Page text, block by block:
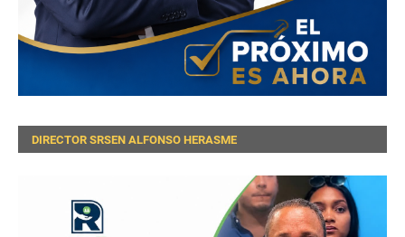
DIRECTOR SRSEN ALFONSO HERASME